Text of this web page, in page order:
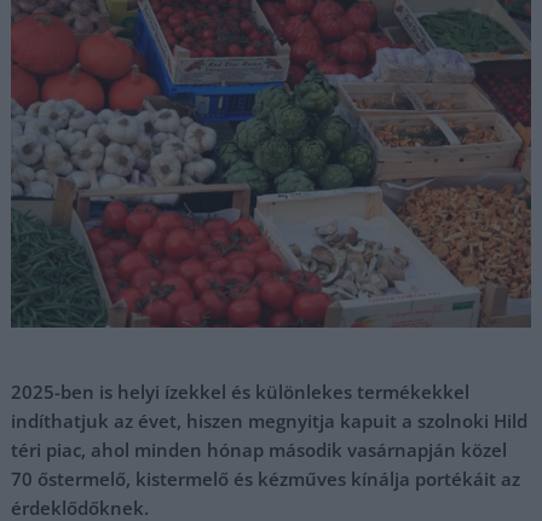
2025-ben is helyi ízekkel és különlekes termékekkel
indíthatjuk az évet, hiszen megnyitja kapuit a szolnoki Hild
téri piac, ahol minden hónap második vasárnapján közel
70 őstermelő, kistermelő és kézműves kínálja portékáit az
érdeklődőknek.